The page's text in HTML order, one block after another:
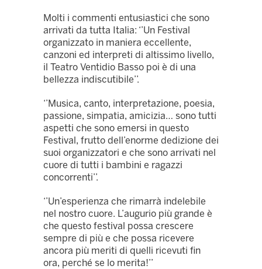
Molti i commenti entusiastici che sono
arrivati da tutta Italia: ‘’Un Festival
organizzato in maniera eccellente,
canzoni ed interpreti di altissimo livello,
il Teatro Ventidio Basso poi è di una
bellezza indiscutibile’’.
‘’Musica, canto, interpretazione, poesia,
passione, simpatia, amicizia… sono tutti
aspetti che sono emersi in questo
Festival, frutto dell’enorme dedizione dei
suoi organizzatori e che sono arrivati nel
cuore di tutti i bambini e ragazzi
concorrenti’’.
‘’Un’esperienza che rimarrà indelebile
nel nostro cuore. L’augurio più grande è
che questo festival possa crescere
sempre di più e che possa ricevere
ancora più meriti di quelli ricevuti fin
ora, perché se lo merita!’’